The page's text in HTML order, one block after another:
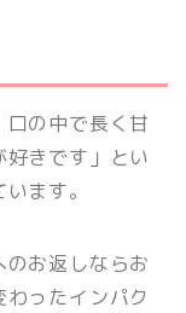
の中で長く甘
きです」とい
ます。
お返しならお
ったインパク